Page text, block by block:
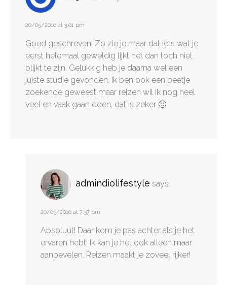
20/05/2016 at 3:01 pm
Goed geschreven! Zo zie je maar dat iets wat je
eerst helemaal geweldig lijkt het dan toch niet
blijkt te zijn. Gelukkig heb je daarna wel een
juiste studie gevonden. Ik ben ook een beetje
zoekende geweest maar reizen wil ik nog heel
veel en vaak gaan doen, dat is zeker 🙂
admindiolifestyle says:
20/05/2016 at 7:37 pm
Absoluut! Daar kom je pas achter als je het
ervaren hebt! Ik kan je het ook alleen maar
aanbevelen. Reizen maakt je zoveel rijker!